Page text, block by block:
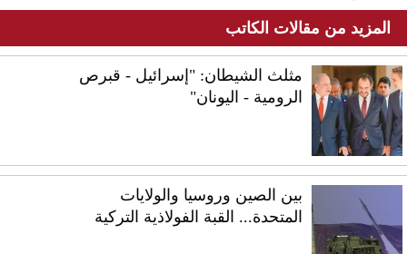
المزيد من مقالات الكاتب
مثلث الشيطان: "إسرائيل - قبرص
الرومية - اليونان"
بين الصين وروسيا والولايات
المتحدة... القبة الفولاذية التركية